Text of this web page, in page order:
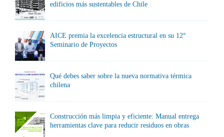
edificios más sustentables de Chile
AICE premia la excelencia estructural en su 12°
Seminario de Proyectos
Qué debes saber sobre la nueva normativa térmica
chilena
Construcción más limpia y eficiente: Manual entrega
herramientas clave para reducir residuos en obras